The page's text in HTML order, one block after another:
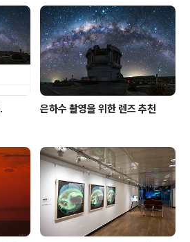
을 가게 되었지요. 최소
는 이 책이 두 권 있습니
권 더 사야 했지요. 지금
은하수 촬영을 위한 렌즈 추천